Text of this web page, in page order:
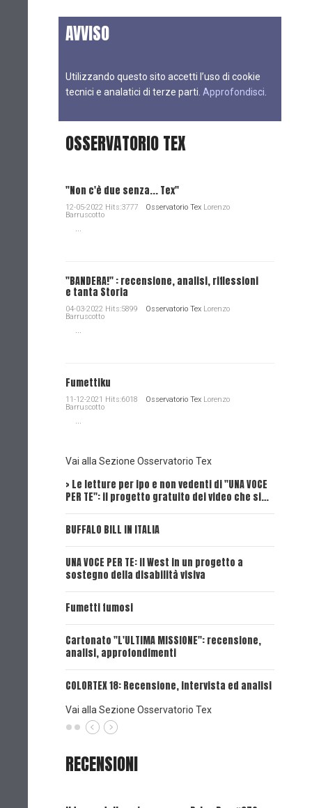
AVVISO
Utilizzando questo sito accetti l’uso di cookie
tecnici e analatici di terze parti. Approfondisci
OSSERVATORIO TEX
"Non c'è due senza... Tex"
12-05-2022 Hits:3777 Osservatorio Tex Lorenzo
Barruscotto
...
"BANDERA!" : recensione, analisi, riflessioni
e tanta Storia
04-03-2022 Hits:5899 Osservatorio Tex Lorenzo
Barruscotto
...
Fumettiku
11-12-2021 Hits:6018 Osservatorio Tex Lorenzo
Barruscotto
...
Vai alla Sezione Osservatorio Tex
> Le letture per ipo e non vedenti di "UNA VOCE
PER TE": il progetto gratuito dei video che si…
BUFFALO BILL IN ITALIA
UNA VOCE PER TE: il West in un progetto a
sostegno della disabilità visiva
Fumetti fumosi
Cartonato "L'ULTIMA MISSIONE": recensione,
analisi, approfondimenti
COLORTEX 18: Recensione, intervista ed analisi
Vai alla Sezione Osservatorio Tex
RECENSIONI